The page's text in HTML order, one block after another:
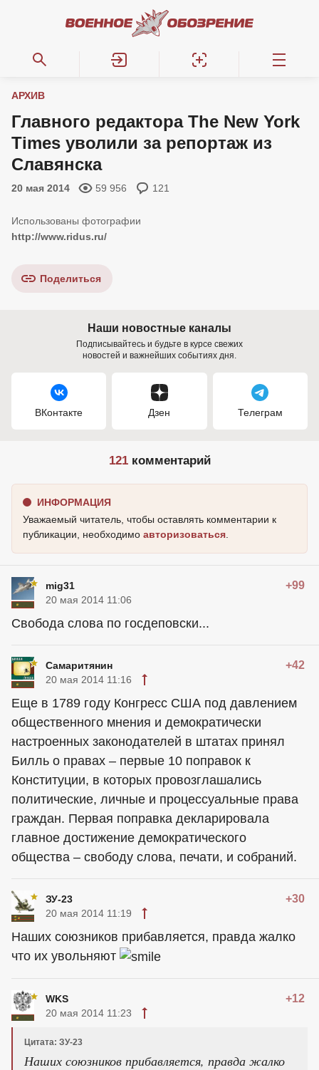
АРХИВ
Главного редактора The New York
Times уволили за репортаж из
Славянска
20 мая 2014 59 956 121
http://www.ridus.ru/
Поделиться
Наши новостные каналы
Подписывайтесь и будьте в курсе свежих
новостей и важнейших событиях дня.
ВКонтакте Дзен Телеграм
121комментарий
ИНФОРМАЦИЯ
Уважаемый читатель, чтобы оставлять комментарии к
публикации, необходимо авторизоваться
mig31 +99
20 мая 2014 11:06
Свобода слова по госдеповски...
Самаритянин +42
20 мая 2014 11:16
Еще в 1789 году Конгресс США под давлением
общественного мнения и демократически
настроенных законодателей в штатах принял
Билль о правах – первые 10 поправок к
Конституции, в которых провозглашались
политические, личные и процессуальные права
граждан. Первая поправка декларировала
главное достижение демократического
общества – свободу слова, печати, и собраний.
ЗУ-23 +30
20 мая 2014 11:19
Наших союзников прибавляется, правда жалко
что их увольняют
WKS +12
20 мая 2014 11:23
Цитата: ЗУ-23
Наших союзников прибавляется, правда жалко